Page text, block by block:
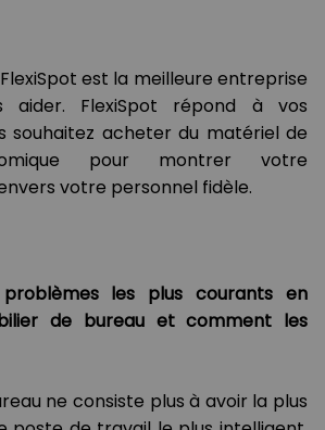
est la meilleure entreprise
aider. FlexiSpot répond à vos
souhaitez acheter du matériel de
pour montrer votre
votre personnel fidèle.
les plus courants en
de bureau et comment les
ne consiste plus à avoir la plus